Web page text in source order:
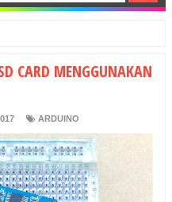
CARD MENGGUNAKAN
ARDUINO